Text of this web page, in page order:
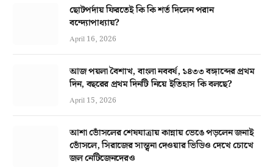
ছোটপর্দায় ফিরতেই কি কি শর্ত দিলেন পরান
বন্দ্যোপাধ্যায়?
April 16, 2026
আজ পয়লা বৈশাখ, বাংলা নববর্ষ, ১৪৩৩ বঙ্গাব্দের প্রথম
দিন, বছরের প্রথম দিনটি নিয়ে ইতিহাস কি বলছে?
April 15, 2026
আশা ভোঁসলের শেষযাত্রায় কান্নায় ভেঙে পড়লেন জনাই
ভোঁসলে, সিরাজের সান্ত্বনা দেওয়ার ভিডিও দেখে চোখে
জল নেটিজেনদেরও